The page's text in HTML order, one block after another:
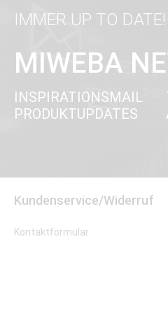
IMMER UP TO DATE!
MIWEBA
INSPIRATIONSMAIL
PRODUKTUPDATES
Kundenservice/Widerruf
Kontaktformular